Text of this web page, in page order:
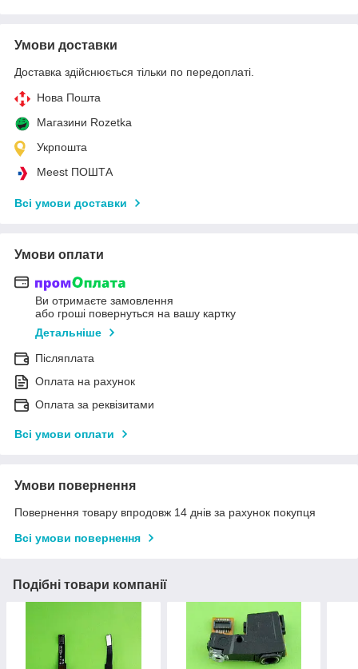
Умови доставки
Доставка здійснюється тільки по передоплаті.
Нова Пошта
Магазини Rozetka
Укрпошта
Meest ПОШТА
Всі умови доставки
Умови оплати
Ви отримаєте замовлення
або гроші повернуться на вашу картку
Детальніше
Післяплата
Оплата на рахунок
Оплата за реквізитами
Всі умови оплати
Умови повернення
Повернення товару впродовж 14 днів за рахунок покупця
Всі умови повернення
Подібні товари компанії